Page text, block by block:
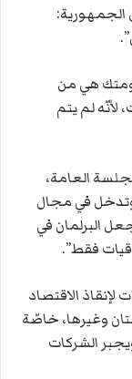
الجمهورية:
هي من
لأنّه لم يتم
العامة،
وتدخل في مجال
البرلمان في
فقط”.
الاقتصاد
وغيرها، خاصّة
الشركات